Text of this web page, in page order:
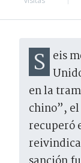
Seis meses después de que Estados
en la
chino”,
recuperó